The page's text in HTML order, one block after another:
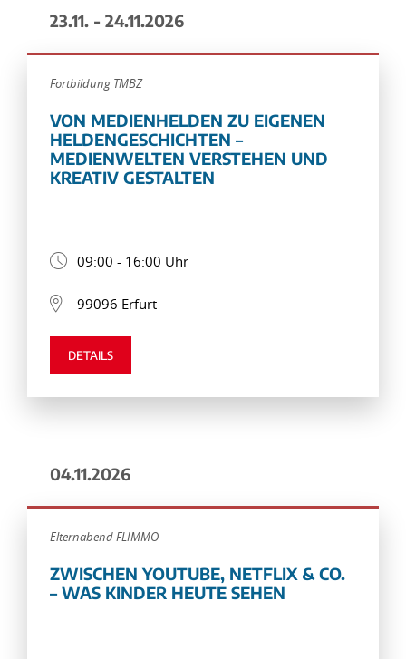
23.11. - 24.11.2026
Fortbildung TMBZ
VON MEDIENHELDEN ZU EIGENEN
HELDENGESCHICHTEN –
MEDIENWELTEN VERSTEHEN UND
KREATIV GESTALTEN
09:00 - 16:00 Uhr
99096 Erfurt
DETAILS
04.11.2026
Elternabend FLIMMO
ZWISCHEN YOUTUBE, NETFLIX & CO.
– WAS KINDER HEUTE SEHEN